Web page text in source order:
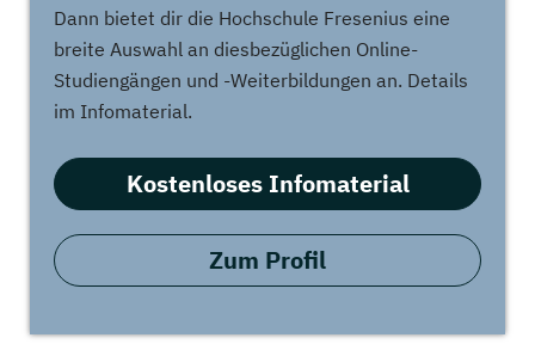
Dann bietet dir die Hochschule Fresenius eine
breite Auswahl an diesbezüglichen Online-
Studiengängen und -Weiterbildungen an. Details
im Infomaterial.
Kostenloses Infomaterial
Zum Profil